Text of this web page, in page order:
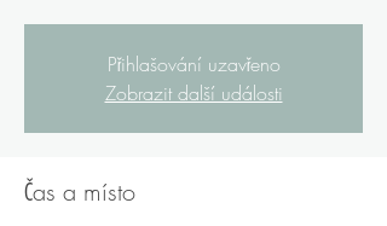
Přihlašování uzavřeno
Zobrazit další události
Čas a místo